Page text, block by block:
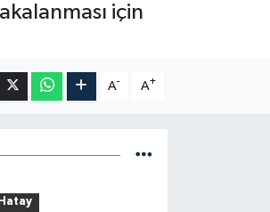
için
A- A+
Hatay